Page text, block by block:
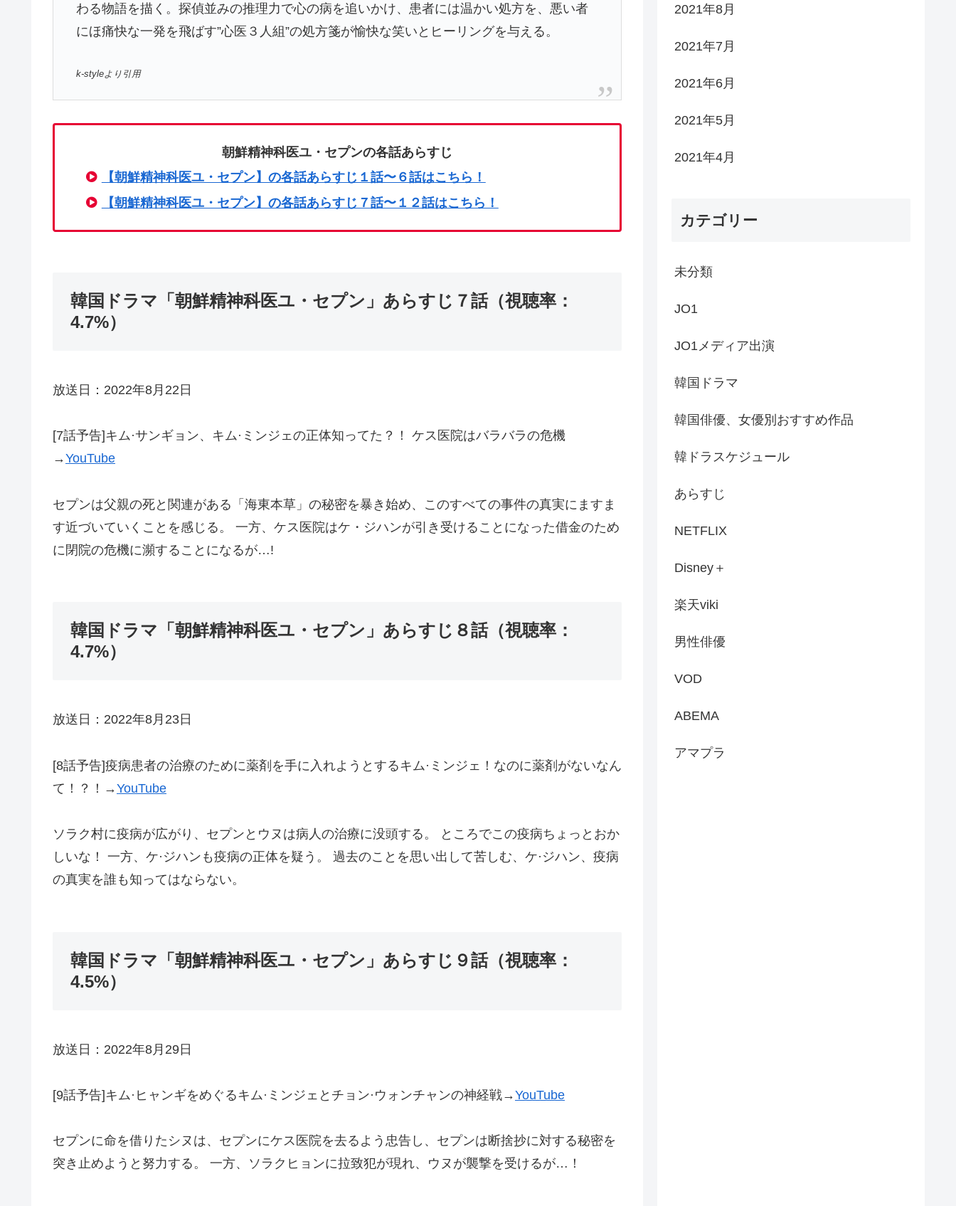
わる物語を描く。探偵並みの推理力で心の病を追いかけ、患者には温かい処方を、悪い者
にほ痛快な一発を飛ばす”心医３人組”の処方箋が愉快な笑いとヒーリングを与える。
k-styleより引用
朝鮮精神科医ユ・セプンの各話あらすじ
【朝鮮精神科医ユ・セプン】の各話あらすじ１話〜６話はこちら！
【朝鮮精神科医ユ・セプン】の各話あらすじ７話〜１２話はこちら！
韓国ドラマ「朝鮮精神科医ユ・セプン」あらすじ７話（視聴率：
4.7%）
放送日：2022年8月22日
[7話予告]キム·サンギョン、キム·ミンジェの正体知ってた？！ ケス医院はバラバラの危機
→YouTube
セプンは父親の死と関連がある「海東本草」の秘密を暴き始め、このすべての事件の真実にますま
す近づいていくことを感じる。 一方、ケス医院はケ・ジハンが引き受けることになった借金のため
に閉院の危機に瀕することになるが…!
韓国ドラマ「朝鮮精神科医ユ・セプン」あらすじ８話（視聴率：
4.7%）
放送日：2022年8月23日
[8話予告]疫病患者の治療のために薬剤を手に入れようとするキム·ミンジェ！なのに薬剤がないなん
て！？！→YouTube
ソラク村に疫病が広がり、セプンとウヌは病人の治療に没頭する。 ところでこの疫病ちょっとおか
しいな！ 一方、ケ·ジハンも疫病の正体を疑う。 過去のことを思い出して苦しむ、ケ·ジハン、疫病
の真実を誰も知ってはならない。
韓国ドラマ「朝鮮精神科医ユ・セプン」あらすじ９話（視聴率：
4.5%）
放送日：2022年8月29日
[9話予告]キム·ヒャンギをめぐるキム·ミンジェとチョン·ウォンチャンの神経戦→YouTube
セプンに命を借りたシヌは、セプンにケス医院を去るよう忠告し、セプンは断捨抄に対する秘密を
突き止めようと努力する。 一方、ソラクヒョンに拉致犯が現れ、ウヌが襲撃を受けるが…！
2021年8月
2021年7月
2021年6月
2021年5月
2021年4月
カテゴリー
未分類
JO1
JO1メディア出演
韓国ドラマ
韓国俳優、女優別おすすめ作品
韓ドラスケジュール
あらすじ
NETFLIX
Disney＋
楽天viki
男性俳優
VOD
ABEMA
アマプラ